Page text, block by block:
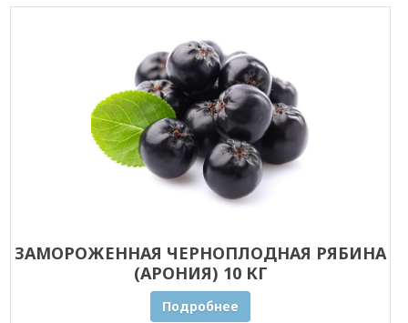
ЗАМОРОЖЕННАЯ ЧЕРНОПЛОДНАЯ РЯБИНА
(АРОНИЯ) 10 КГ
Подробнее